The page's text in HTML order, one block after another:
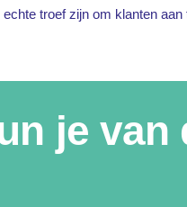
troef zijn om klanten aan
je